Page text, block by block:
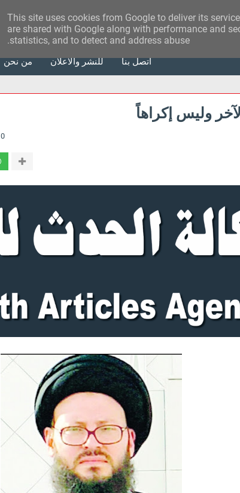
من نحن للنشر والاعلان أتصل بنا
وليس إکراهاً
0 تعليقات
This site uses cookies from Google to deliver its
are shared with Google along with performance and
statistics, and to detect and address abuse.